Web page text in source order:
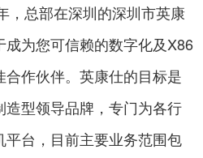
总部在深圳的深圳市英康
为您可信赖的数字化及X86
作伙伴。英康仕的目标是
型领导品牌，专门为各行
台，目前主要业务范围包